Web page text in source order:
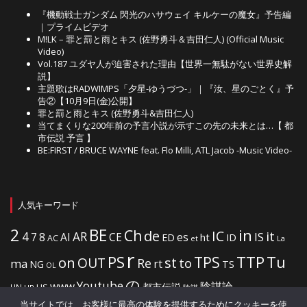
『機動戦士ガンダム 閃光のハサウェイ キルケーの魔女』予告編
｜プライムビデオ
M!LK – 罪と罰と雨とキス (佐野勇斗＆吉田仁人) (Official Music
Video)
Vol.187 ユダヤ人が迫害された理由【世界一無駄がない世界史解
説】
主題歌はRADWIMPS「夕星-ゆうづつ-」｜『汝、星のごとく』予
告②【10月9日(金)公開】
罪と罰と雨とキス (佐野勇斗&吉田仁人)
当てまくりな200年前の予言小説が示すこの先の未来とは…【 都
市伝説 予言 】
BE:FIRST / BRUCE WAYNE feat. Flo Milli, ATL Jacob -Music Video-
人気キーワード
2 478 ACAI AR BECE Chde ED es et ht IC ID in IS it La
ma NG OL on OUT PSr Re rtsttoTPS TS TTPTu
UN UR USwwwYoutubeの都市伝説 陰謀 陰謀論
当サイトでは、お客様に最高の体験を提供するためにクッキーを使